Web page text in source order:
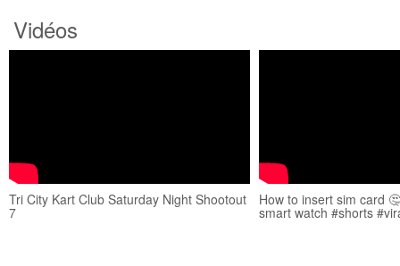
Vidéos
Tri City Kart Club Saturday Night Shootout
7
How to insert sim card
smart watch #shorts